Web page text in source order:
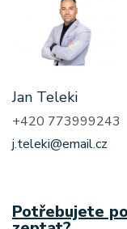
Jan Teleki
+420 773999243
j.teleki@email.cz
Potřebujete